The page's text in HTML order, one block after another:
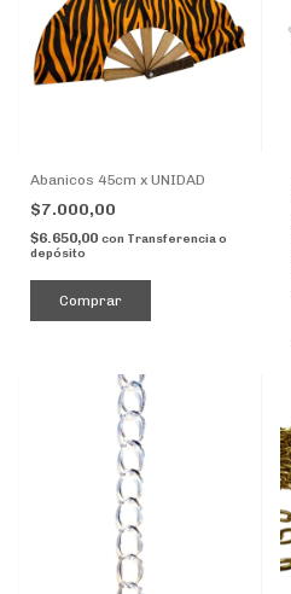
Abanicos 45cm x UNIDAD
$7.000,00
$6.650,00 con Transferencia o
depósito
Comprar